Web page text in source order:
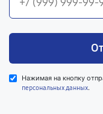
Нажимая на кнопку
персональных данных.